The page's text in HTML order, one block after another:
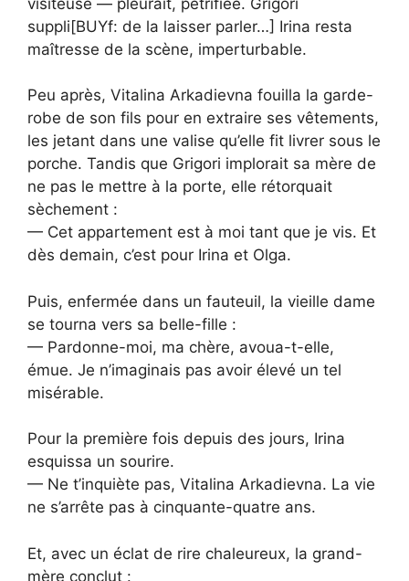
suppli[BUYf: de la laisser parler…] Irina resta
maîtresse de la scène, imperturbable.
Peu après, Vitalina Arkadievna fouilla la garde-
robe de son fils pour en extraire ses vêtements,
les jetant dans une valise qu’elle fit livrer sous le
porche. Tandis que Grigori implorait sa mère de
ne pas le mettre à la porte, elle rétorquait
sèchement :
— Cet appartement est à moi tant que je vis. Et
dès demain, c’est pour Irina et Olga.
Puis, enfermée dans un fauteuil, la vieille dame
se tourna vers sa belle-fille :
— Pardonne-moi, ma chère, avoua-t-elle,
émue. Je n’imaginais pas avoir élevé un tel
misérable.
Pour la première fois depuis des jours, Irina
esquissa un sourire.
— Ne t’inquiète pas, Vitalina Arkadievna. La vie
ne s’arrête pas à cinquante-quatre ans.
Et, avec un éclat de rire chaleureux, la grand-
mère conclut :